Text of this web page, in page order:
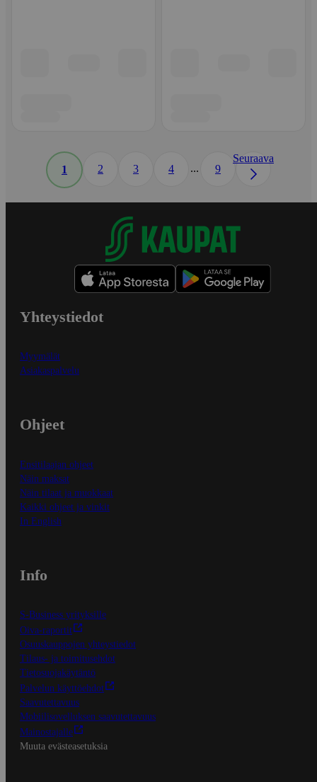
1 2 3 4 ... 9
Seuraava
Yhteystiedot
Myymälät
Asiakaspalvelu
Ohjeet
Ensitilaajan ohjeet
Näin maksat
Näin tilaat ja muokkaat
Kaikki ohjeet ja vinkit
In English
Info
S-Business yrityksille
Oiva-raportit
Osuuskauppojen yhteystiedot
Tilaus- ja toimitusehdot
Tietosuojakäytäntö
Palvelun käyttöehdot
Saavutettavuus
Mobiilisovelluksen saavutettavuus
Mainostajalle
Muuta evästeasetuksia